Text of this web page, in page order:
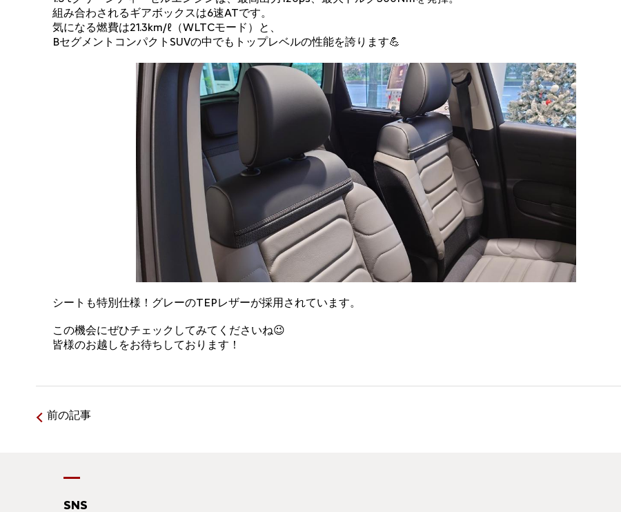
組み合わされるギアボックスは6速ATです。
気になる燃費は21.3km/ℓ（WLTCモード）と、
BセグメントコンパクトSUVの中でもトップレベルの性能を誇ります💪
シートも特別仕様！グレーのTEPレザーが採用されています。
この機会にぜひチェックしてみてくださいね😉
皆様のお越しをお待ちしております！
前の記事
SNS